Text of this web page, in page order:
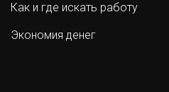
Как и где искать работу
Экономия денег